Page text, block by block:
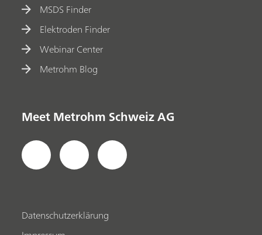
MSDS Finder
Elektroden Finder
Webinar Center
Metrohm Blog
Meet Metrohm Schweiz AG
Datenschutzerklärung